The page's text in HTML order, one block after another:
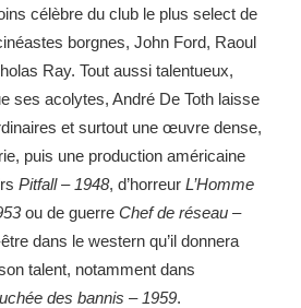
célèbre du club le plus select de
borgnes, John Ford, Raoul
Ray. Tout aussi talentueux,
ses acolytes, André De Toth laisse
et surtout une œuvre dense,
puis une production américaine
Pitfall – 1948, d’horreur L’Homme
ou de guerre Chef de réseau –
dans le western qu’il donnera
talent, notamment dans
des bannis – 1959.